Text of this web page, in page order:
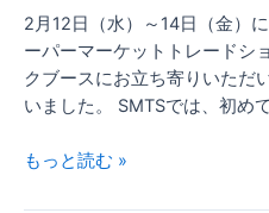
2月12日（水）～14日（金）
ーパーマーケットトレードシ
クブースにお立ち寄りいただ
いました。 SMTSでは、初め
礼
もっと読む »